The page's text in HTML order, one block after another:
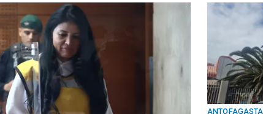
ANTOFAGASTA